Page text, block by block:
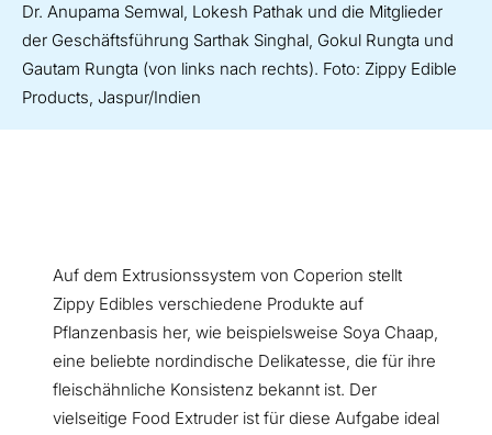
Dr. Anupama Semwal, Lokesh Pathak und die Mitglieder
der Geschäftsführung Sarthak Singhal, Gokul Rungta und
Gautam Rungta (von links nach rechts). Foto: Zippy Edible
Products, Jaspur/Indien
Auf dem Extrusionssystem von Coperion stellt
Zippy Edibles verschiedene Produkte auf
Pflanzenbasis her, wie beispielsweise Soya Chaap,
eine beliebte nordindische Delikatesse, die für ihre
fleischähnliche Konsistenz bekannt ist. Der
vielseitige Food Extruder ist für diese Aufgabe ideal